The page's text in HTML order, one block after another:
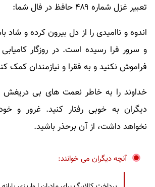
تعبیر غزل شماره ۴۸۹ حافظ در فال شما:
اندوه و ناامیدی را از دل بیرون کرده و
و سرور فرا رسیده است. در روزگار
فراموش نکنید و به فقرا و نیازمندان کمک
خداوند را به خاطر نعمت های بی دریغش
دیگران به خوبی رفتار کنید. غرور و
نخواهد داشت، از آن برحذر باشید.
آنچه دیگران می خوانند: